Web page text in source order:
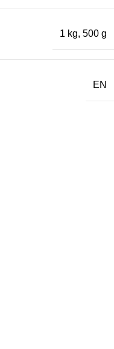
1 kg, 500 g
EN